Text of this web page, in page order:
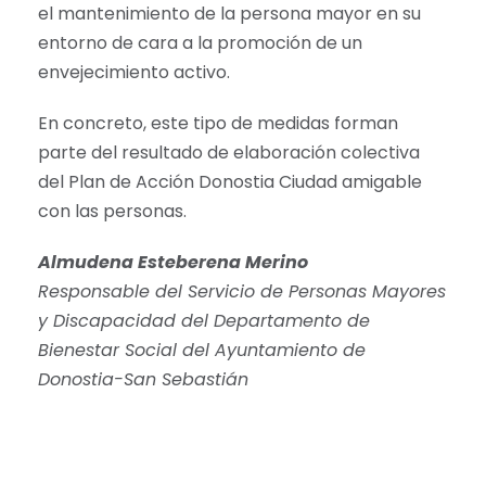
el mantenimiento de la persona mayor en su
entorno de cara a la promoción de un
envejecimiento activo.
En concreto, este tipo de medidas forman
parte del resultado de elaboración colectiva
del Plan de Acción Donostia Ciudad amigable
con las personas.
Almudena Esteberena Merino
Responsable del Servicio de Personas Mayores
y Discapacidad del Departamento de
Bienestar Social del Ayuntamiento de
Donostia-San Sebastián